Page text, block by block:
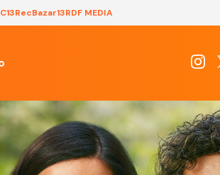
13RecBazar13RDF MEDIA